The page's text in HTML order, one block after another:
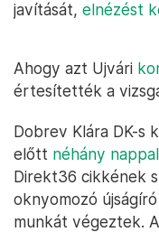
javítását, elnézést
Ahogy azt Ujvári
értesítették a
Dobrev Klára DK-s
előtt néhány
Direkt36 cikkének
oknyomozó
munkát végeztek.